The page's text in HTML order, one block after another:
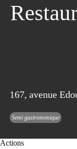
167, avenue
Semi gastronomique
Actions